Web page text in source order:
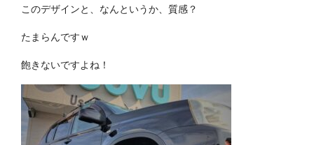
このデザインと、なんというか、質感？
たまらんですｗ
飽きないですよね！